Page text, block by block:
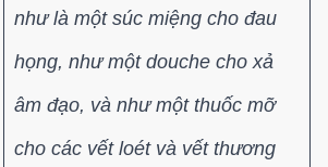
như là một súc miệng cho đau
họng, như một douche cho xả
âm đạo, và như một thuốc mỡ
cho các vết loét và vết thương